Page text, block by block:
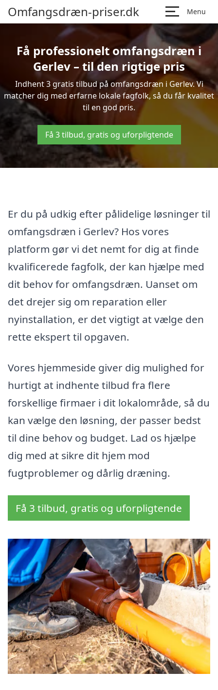
Omfangsdræn-priser.dk Menu
Få professionelt omfangsdræn i
Gerlev – til den rigtige pris
Indhent 3 gratis tilbud på omfangsdræn i Gerlev. Vi
matcher dig med erfarne lokale fagfolk, så du får kvalitet
til en god pris.
Få 3 tilbud, gratis og uforpligtende
Er du på udkig efter pålidelige løsninger til
omfangsdræn i Gerlev? Hos vores
platform gør vi det nemt for dig at finde
kvalificerede fagfolk, der kan hjælpe med
dit behov for omfangsdræn. Uanset om
det drejer sig om reparation eller
nyinstallation, er det vigtigt at vælge den
rette ekspert til opgaven.
Vores hjemmeside giver dig mulighed for
hurtigt at indhente tilbud fra flere
forskellige firmaer i dit lokalområde, så du
kan vælge den løsning, der passer bedst
til dine behov og budget. Lad os hjælpe
dig med at sikre dit hjem mod
fugtproblemer og dårlig dræning.
Få 3 tilbud, gratis og uforpligtende